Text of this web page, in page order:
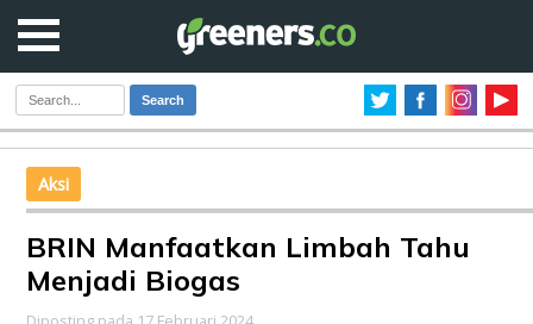
Search
Aksi
BRIN Manfaatkan Limbah Tahu
Menjadi Biogas